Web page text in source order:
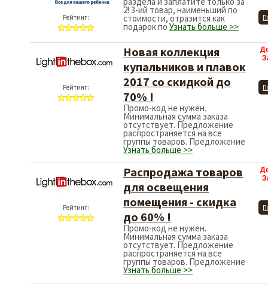
Рейтинг:
2! 3-ий товар, наименьший по
стоимости, отразится как
подарок поУзнать больше >>
Рейтинг:
Новая коллекция
купальников и плавок
2017 со скидкой до
70% !
Промо-код не нужен.
Минимальная сумма заказа
отсутствует. Предложение
распространяется на все
группы товаров. Предложение
Узнать больше >>
Рейтинг:
Распродажа товаров
для освещения
помещения - скидка
до 60% !
Промо-код не нужен.
Минимальная сумма заказа
отсутствует. Предложение
распространяется на все
группы товаров. Предложение
Узнать больше >>